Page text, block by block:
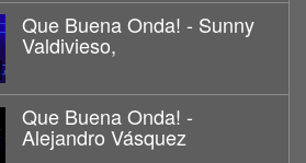
Que Buena Onda! - Sunny
Valdivieso,
Que Buena Onda! -
Alejandro Vásquez